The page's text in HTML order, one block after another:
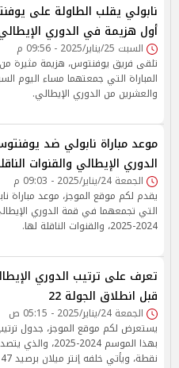
نابولي يقلب الطاولة على
أول هزيمة في الدوري
السبت 25/يناير/2025 - 09:56 م
تلقى فريق يوفنتوس، هزيمة مثيرة من
المباراة التي جمعتهما مساء اليوم
والعشرين من الدوري الإيطالي.
موعد مباراة نابولي ضد
الدوري الإيطالي والقنوات
الجمعة 24/يناير/2025 - 09:03 م
يقدم لكم موقع الموجز، موعد مباراة
التي تجمعهما في قمة الدوري
2024-2025، والقنوات الناقلة لها.
قبل انطلاق الجولة 22
الجمعة 24/يناير/2025 - 05:15 ص
يستعرض لكم موقع الموجز، جدول
نقطة، ويأتي خلفه إنتر ميلان برصيد 47 نقطة.